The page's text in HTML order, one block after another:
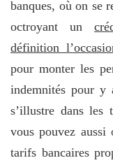
banques, où on se
octroyant un
définition
pour monter les
indemnités pour y
s’illustre dans les
vous pouvez
tarifs bancaires